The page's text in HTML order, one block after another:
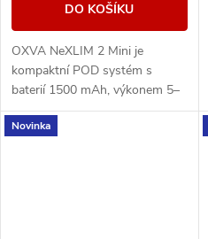
DO KOŠÍKU
OXVA NeXLIM 2 Mini je
kompaktní POD systém s
baterií 1500 mAh, výkonem 5–
30 W, rychlým nabíjením USB-
C 5V/2A a cartridgí UNITECH
Novinka